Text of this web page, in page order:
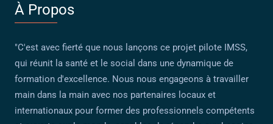
À Propos
"C'est avec fierté que nous lançons ce projet pilote IMSS,
qui réunit la santé et le social dans une dynamique de
formation d'excellence. Nous nous engageons à travailler
main dans la main avec nos partenaires locaux et
internationaux pour former des professionnels compétents